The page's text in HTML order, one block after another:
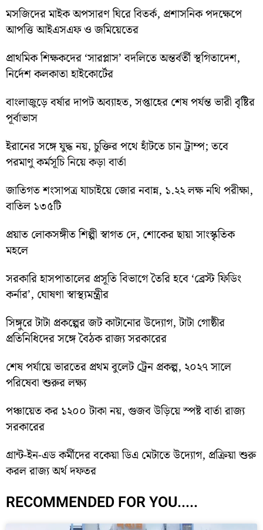
মসজিদের মাইক অপসারণ ঘিরে বিতর্ক, প্রশাসনিক পদক্ষেপে
আপত্তি আইএসএফ ও জমিয়েতের
প্রাথমিক শিক্ষকদের ‘সারপ্লাস’ বদলিতে অন্তর্বর্তী স্থগিতাদেশ,
নির্দেশ কলকাতা হাইকোর্টের
বাংলাজুড়ে বর্ষার দাপট অব্যাহত, সপ্তাহের শেষ পর্যন্ত ভারী বৃষ্টির
পূর্বাভাস
ইরানের সঙ্গে যুদ্ধ নয়, চুক্তির পথে হাঁটতে চান ট্রাম্প; তবে
পরমাণু কর্মসূচি নিয়ে কড়া বার্তা
জাতিগত শংসাপত্র যাচাইয়ে জোর নবান্ন, ১.২২ লক্ষ নথি পরীক্ষা,
বাতিল ১৩৫টি
প্রয়াত লোকসঙ্গীত শিল্পী স্বাগত দে, শোকের ছায়া সাংস্কৃতিক
মহলে
সরকারি হাসপাতালের প্রসূতি বিভাগে তৈরি হবে ‘ব্রেস্ট ফিডিং
কর্নার’, ঘোষণা স্বাস্থ্যমন্ত্রীর
সিঙ্গুরে টাটা প্রকল্পের জট কাটানোর উদ্যোগ, টাটা গোষ্ঠীর
প্রতিনিধিদের সঙ্গে বৈঠক রাজ্য সরকারের
শেষ পর্যায়ে ভারতের প্রথম বুলেট ট্রেন প্রকল্প, ২০২৭ সালে
পরিষেবা শুরুর লক্ষ্য
পঞ্চায়েত কর ১২০০ টাকা নয়, গুজব উড়িয়ে স্পষ্ট বার্তা রাজ্য
সরকারের
গ্রান্ট-ইন-এড কর্মীদের বকেয়া ডিএ মেটাতে উদ্যোগ, প্রক্রিয়া শুরু
করল রাজ্য অর্থ দফতর
RECOMMENDED FOR YOU.....